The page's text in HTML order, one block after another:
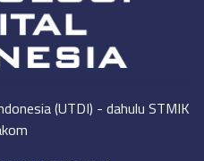
(UTDI) - dahulu STMIK